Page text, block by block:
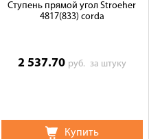
Ступень прямой угол Stroeher
4817(833) corda
2 537.70 руб. за штуку
Купить